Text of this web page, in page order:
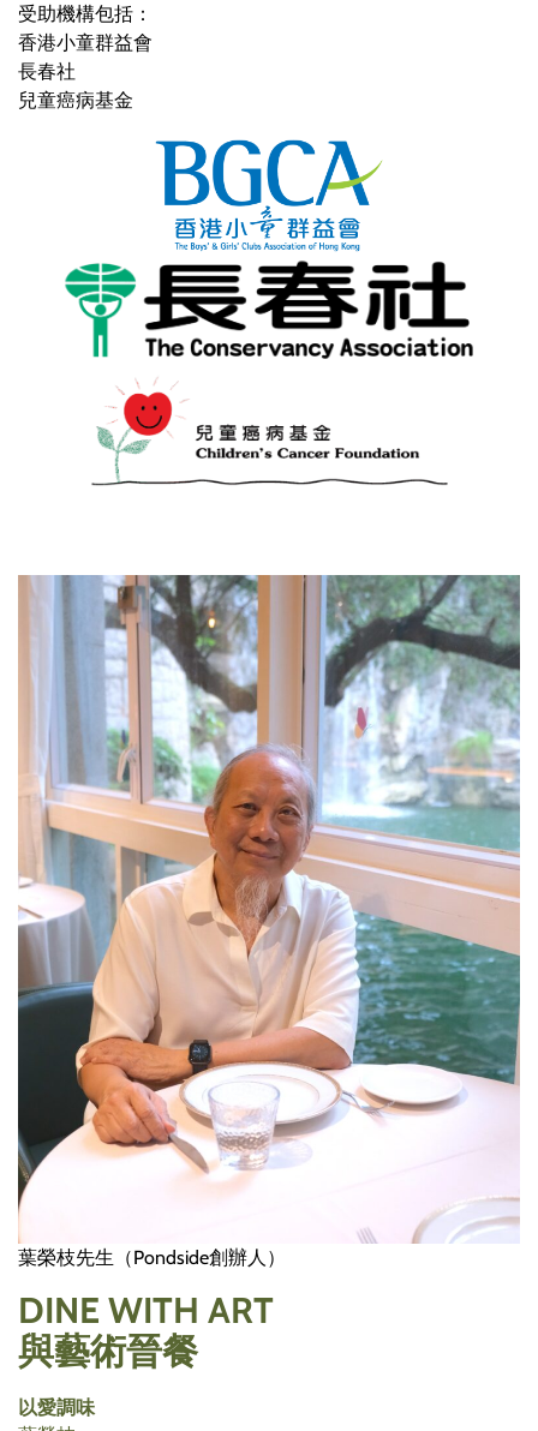
受助機構包括：
香港小童群益會
長春社
兒童癌病基金
葉榮枝先生（Pondside創辦人）
DINE WITH ART
與藝術晉餐
以愛調味